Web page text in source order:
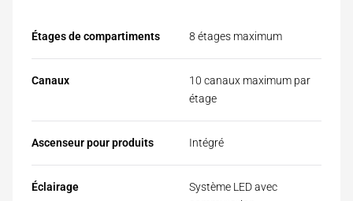
Étages de compartiments 8 étages maximum
Canaux
10 canaux maximum par
étage
Ascenseur pour produits Intégré
Éclairage
Système LED avec